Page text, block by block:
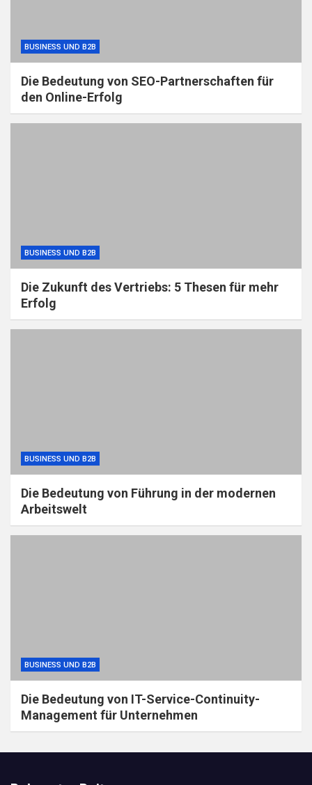
BUSINESS UND B2B
Die Bedeutung von SEO-Partnerschaften für
den Online-Erfolg
BUSINESS UND B2B
Die Zukunft des Vertriebs: 5 Thesen für mehr
Erfolg
BUSINESS UND B2B
Die Bedeutung von Führung in der modernen
Arbeitswelt
BUSINESS UND B2B
Die Bedeutung von IT-Service-Continuity-
Management für Unternehmen